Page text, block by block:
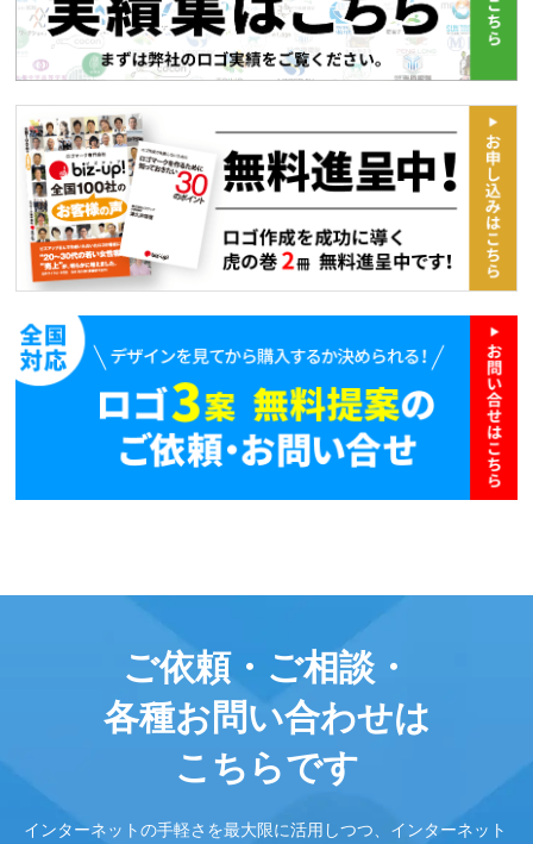
ご依頼・ご相談・
各種お問い合わせは
こちらです
インターネットの手軽さを最大限に活用しつつ、インターネット